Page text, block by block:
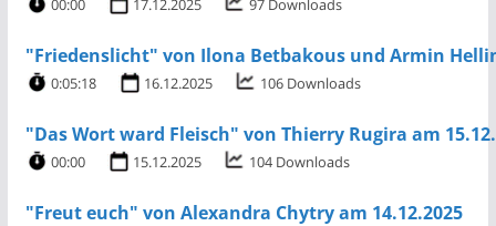
00:00 17.12.2025 97 Downloads
"Friedenslicht" von Ilona Betbakous und Armin
0:05:18 16.12.2025 106 Downloads
"Das Wort ward Fleisch" von Thierry Rugira am
00:00 15.12.2025 104 Downloads
"Freut euch" von Alexandra Chytry am 14.12.2025